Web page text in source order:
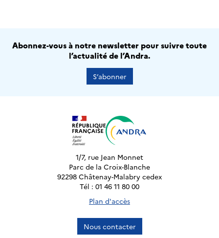
Abonnez-vous à notre newsletter pour suivre toute
l’actualité de l’Andra.
S’abonner
1/7, rue Jean Monnet
Parc de la Croix-Blanche
92298 Châtenay-Malabry cedex
Tél : 01 46 11 80 00
Plan d'accès
Nous contacter